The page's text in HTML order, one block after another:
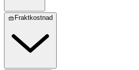
🧺Fraktkostnad